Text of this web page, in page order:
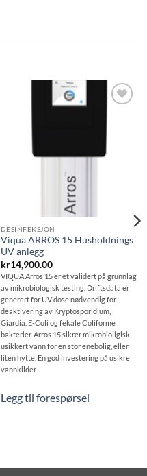
DESINFEKSJON
Viqua ARROS 15 Husholdnings
UV anlegg
kr14,900.00
VIQUA Arros 15 er et validert på grunnlag
av mikrobiologisk testing. Driftsdata er
generert for UV dose nødvendig for
deaktivering av Kryptosporidium,
Giardia, E-Coli og fekale Coliforme
bakterier. Arros 15 sikrer mikrobioligisk
usikkert vann for en stor enebolig, eller
liten hytte. En god investering på usikre
vannkilder
Legg til forespørsel